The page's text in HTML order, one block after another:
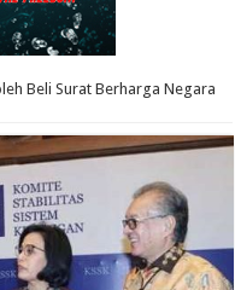
Beli Surat Berharga Negara